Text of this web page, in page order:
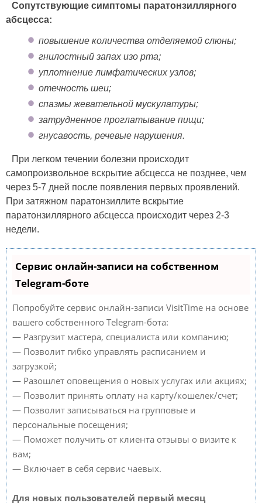
Сопутствующие симптомы паратонзиллярного
абсцесса:
повышение количества отделяемой слюны;
гнилостный запах изо рта;
уплотнение лимфатических узлов;
отечность шеи;
спазмы жевательной мускулатуры;
затрудненное проглатывание пищи;
гнусавость, речевые нарушения.
При легком течении болезни происходит
самопроизвольное вскрытие абсцесса не позднее, чем
через 5-7 дней после появления первых проявлений.
При затяжном паратонзиллите вскрытие
паратонзиллярного абсцесса происходит через 2-3
недели.
Сервис онлайн-записи на собственном
Telegram-боте
Попробуйте сервис онлайн-записи VisitTime на основе
вашего собственного Telegram-бота:
— Разгрузит мастера, специалиста или компанию;
— Позволит гибко управлять расписанием и
загрузкой;
— Разошлет оповещения о новых услугах или акциях;
— Позволит принять оплату на карту/кошелек/счет;
— Позволит записываться на групповые и
персональные посещения;
— Поможет получить от клиента отзывы о визите к
вам;
— Включает в себя сервис чаевых.
Для новых пользователей первый месяц